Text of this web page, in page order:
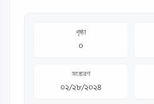
পৃষ্ঠা
০
সংস্করণ
০২/২৮/২০২৪